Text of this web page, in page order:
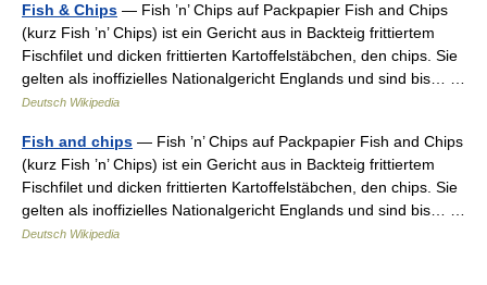
Fish & Chips — Fish ’n’ Chips auf Packpapier Fish and Chips
(kurz Fish ’n’ Chips) ist ein Gericht aus in Backteig frittiertem
Fischfilet und dicken frittierten Kartoffelstäbchen, den chips. Sie
gelten als inoffizielles Nationalgericht Englands und sind bis… …
Deutsch Wikipedia
Fish and chips — Fish ’n’ Chips auf Packpapier Fish and Chips
(kurz Fish ’n’ Chips) ist ein Gericht aus in Backteig frittiertem
Fischfilet und dicken frittierten Kartoffelstäbchen, den chips. Sie
gelten als inoffizielles Nationalgericht Englands und sind bis… …
Deutsch Wikipedia